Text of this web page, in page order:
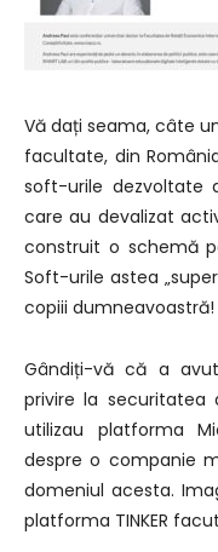
Vă dați seama, câte
facultate, din
soft-urile dezvoltate
care au devalizat
construit o schemă
Soft-urile astea
copiii dumneavoastră!
Gândiți-vă că a
privire la securitatea
utilizau platforma
despre o companie
domeniul acesta.
platforma TINKER